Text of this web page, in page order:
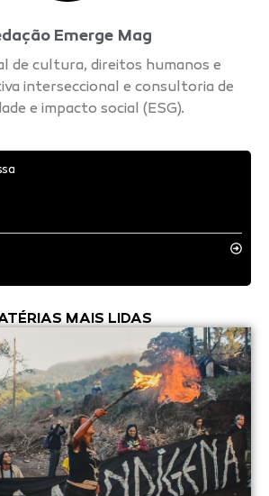
Emerge Mag
de cultura, direitos humanos e
interseccional e consultoria de
e impacto social (ESG).
MAIS LIDAS